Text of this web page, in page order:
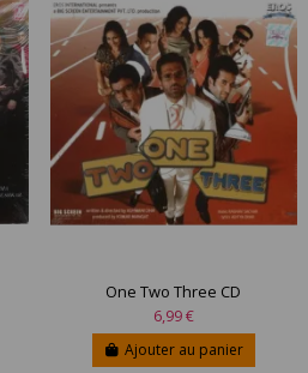
One Two Three CD
6,99 €
Ajouter au panier